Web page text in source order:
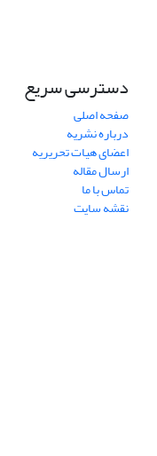
دسترسی سریع
صفحه اصلی
درباره نشریه
اعضای هیات تحریریه
ارسال مقاله
تماس با ما
نقشه سایت